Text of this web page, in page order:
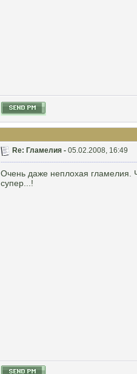
Re: Гламелия - 05.02.2008, 16:49
Очень даже неплохая гламелия.
супер...!